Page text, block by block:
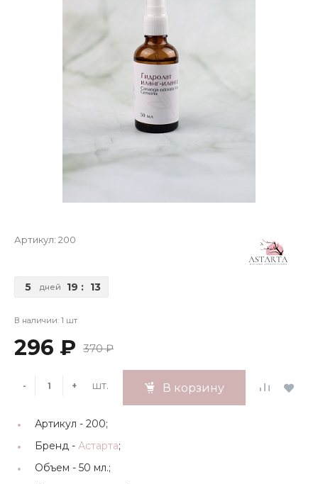
Артикул: 200
5 дней 19 : 13
В наличии: 1 шт
296 ₽ 370 ₽
- + шт. В корзину
Артикул - 200;
Бренд - Астарта;
Объем - 50 мл.;